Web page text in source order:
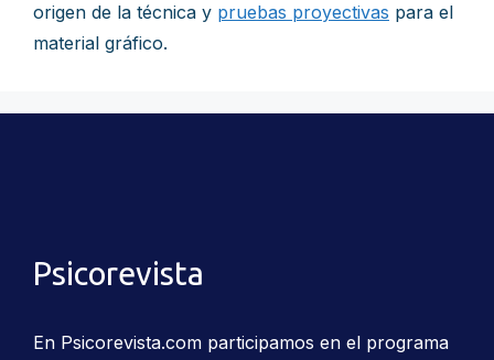
origen de la técnica y pruebas proyectivas para el
material gráfico.
Psicorevista
En Psicorevista.com participamos en el programa